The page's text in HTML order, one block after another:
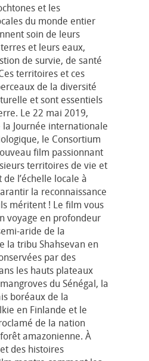
et les
du monde entier
soin de leurs
et leurs eaux,
de survie, de santé
territoires et ces
de la diversité
et sont essentiels
Le 22 mai 2019,
la Journée internationale
le Consortium
film passionnant
territoires de vie et
l’échelle locale à
la reconnaissance
méritent ! Le film vous
voyage en profondeur
aride de la
la tribu Shahsevan en
par des
les hauts plateaux
du Sénégal, la
boréaux de la
en Finlande et le
de la nation
amazonienne. À
des histoires